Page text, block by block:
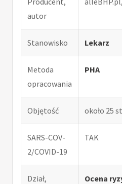
autor
Stanowisko Lekarz
Metoda
opracowania
PHA
Objętość około 25
SARS-COV-
2/COVID-19
TAK
Dział,
Ocena